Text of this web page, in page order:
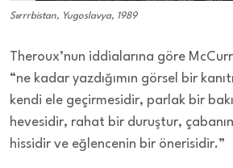
Sıırrrbistan, Yugoslavya, 1989
Theroux’nun iddialarına göre
“ne kadar yazdığımın görsel bir
kendi ele geçirmesidir, parlak bir
hevesidir, rahat bir duruştur,
hissidir ve eğlencenin bir önerisidir.”